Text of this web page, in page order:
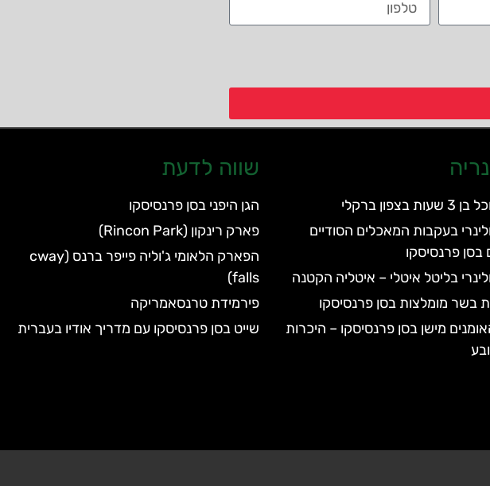
בצפון ברקלי
בעקבות המאכלים הסודיים
בסן פרנסיסקו
בליטל איטלי – איטליה הקטנה
בשר מומלצות בסן פרנסיסקו
מישן בסן פרנסיסקו – היכרות
שווה לדעת
הגן היפני בסן פרנסיסקו
פארק רינקון (Rincon Park)
הפארק הלאומי ג'וליה פייפר ברנס (cway
falls)
פירמידת טרנסאמריקה
שייט בסן פרנסיסקו עם מדריך אודיו בעברית